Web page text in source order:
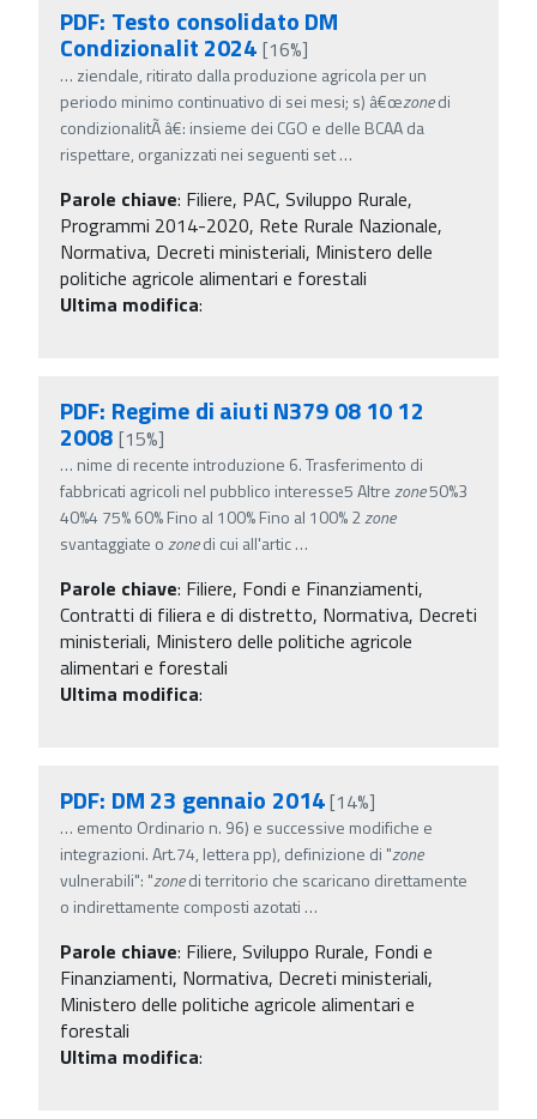
PDF: Testo consolidato DM
Condizionalit 2024 [16%]
… ziendale, ritirato dalla produzione agricola per un
periodo minimo continuativo di sei mesi; s) â€œzonedi
condizionalitÃ â€: insieme dei CGO e delle BCAA da
rispettare, organizzati nei seguenti set…
Parole chiave: Filiere, PAC, Sviluppo Rurale,
Programmi 2014-2020, Rete Rurale Nazionale,
Normativa, Decreti ministeriali, Ministero delle
politiche agricole alimentari e forestali
Ultima modifica:
PDF: Regime di aiuti N379 08 10 12
2008 [15%]
… nime di recente introduzione 6. Trasferimento di
fabbricati agricoli nel pubblico interesse5 Altrezone50%3
40%4 75% 60% Fino al 100% Fino al 100% 2zone
svantaggiate ozonedi cui all'artic…
Parole chiave: Filiere, Fondi e Finanziamenti,
Contratti di filiera e di distretto, Normativa, Decreti
ministeriali, Ministero delle politiche agricole
alimentari e forestali
Ultima modifica:
PDF: DM 23 gennaio 2014[14%]
… emento Ordinario n. 96) e successive modifiche e
integrazioni. Art.74, lettera pp), definizione di "zone
vulnerabili": "zonedi territorio che scaricano direttamente
o indirettamente composti azotati …
Parole chiave: Filiere, Sviluppo Rurale, Fondi e
Finanziamenti, Normativa, Decreti ministeriali,
Ministero delle politiche agricole alimentari e
forestali
Ultima modifica: